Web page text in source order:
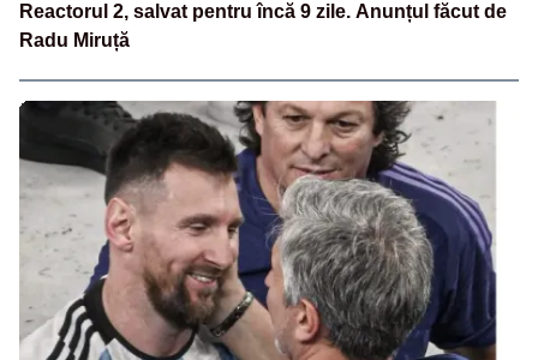
Reactorul 2, salvat pentru încă 9 zile. Anunțul făcut de
Radu Miruță